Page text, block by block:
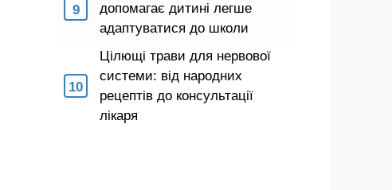
допомагає дитині легше
адаптуватися до школи
Цілющі трави для нервової
системи: від народних
рецептів до консультації
лікаря